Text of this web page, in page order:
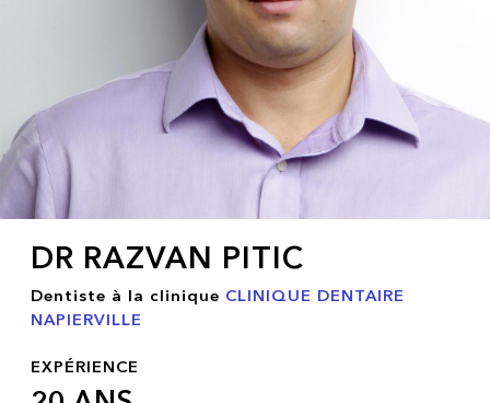
DR RAZVAN PITIC
Dentiste à la clinique CLINIQUE DENTAIRE
NAPIERVILLE
EXPÉRIENCE